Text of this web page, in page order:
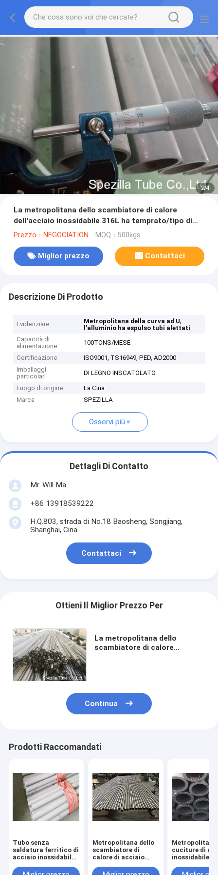
2/4
La metropolitana dello scambiatore di calore
dell'acciaio inossidabile 316L ha temprato/tipo di
Pikcled ASTM A213
Prezzo：NEGOCIATION MOQ：500kgs
Miglior prezzo Contattaci
Descrizione Di Prodotto
Evidenziare Metropolitana della curva ad U,
l'alluminio ha espulso tubi alettati
Capacità di
alimentazione
100TONS/MESE
Certificazione
ISO9001, TS16949, PED, AD2000
Imballaggi
particolari
DI LEGNO INSCATOLATO
Luogo di origine
La Cina
Marca
SPEZILLA
Osservi più
Dettagli Di Contatto
Mr. Will Ma
+86 13918539222
H.Q.803, strada di No.18 Baosheng, Songjiang,
Shanghai, Cina
Contattaci
Ottieni Il Miglior Prezzo Per
La metropolitana dello
scambiatore di calore
Continua
Prodotti Raccomandati
Tubo senza
saldatura ferritico di
acciaio inossidabile
TP410
Metropolitana dello
scambiatore di
calore di acciaio
A269 UNS S30500
Metropolitana
cuciture di
inossidabile di
25.4x2.11mm